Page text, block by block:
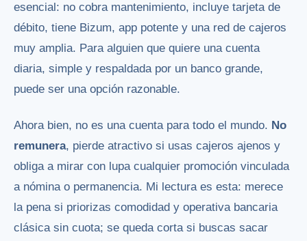
esencial: no cobra mantenimiento, incluye tarjeta de
débito, tiene Bizum, app potente y una red de cajeros
muy amplia. Para alguien que quiere una cuenta
diaria, simple y respaldada por un banco grande,
puede ser una opción razonable.
Ahora bien, no es una cuenta para todo el mundo. No
remunera, pierde atractivo si usas cajeros ajenos y
obliga a mirar con lupa cualquier promoción vinculada
a nómina o permanencia. Mi lectura es esta: merece
la pena si priorizas comodidad y operativa bancaria
clásica sin cuota; se queda corta si buscas sacar